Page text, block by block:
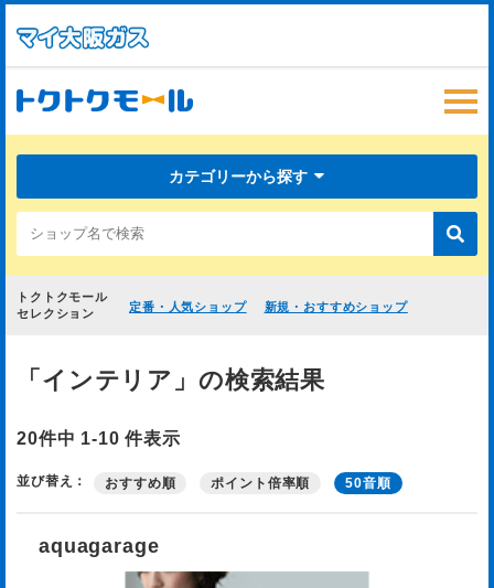
カテゴリーから探す
トクトクモール
セレクション
定番・人気ショップ 新規・おすすめショップ
「インテリア」の検索結果
20件中 1-10 件表示
並び替え： おすすめ順 ポイント倍率順 50音順
aquagarage